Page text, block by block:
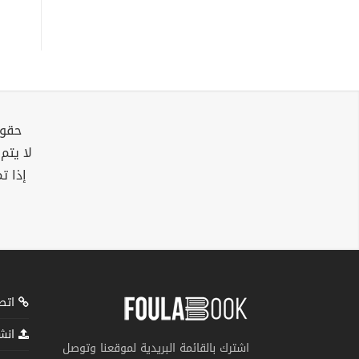
لا
إذا
اشترك بالقائمة البريدية لموقعنا وتوصل